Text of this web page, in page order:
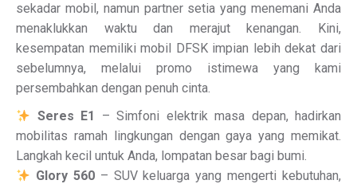
sekadar mobil, namun partner setia yang menemani Anda
menaklukkan waktu dan merajut kenangan. Kini,
kesempatan memiliki mobil DFSK impian lebih dekat dari
sebelumnya, melalui promo istimewa yang kami
persembahkan dengan penuh cinta.
Seres E1
– Simfoni elektrik masa depan, hadirkan
mobilitas ramah lingkungan dengan gaya yang memikat.
Langkah kecil untuk Anda, lompatan besar bagi bumi.
Glory 560– SUV keluarga yang mengerti kebutuhan,